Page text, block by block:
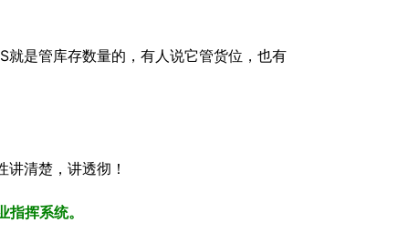
是管库存数量的，有人说它管货位，也有
清楚，讲透彻！
挥系统。